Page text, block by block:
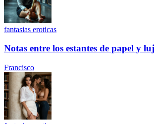
fantasias eroticas
Notas entre los estantes de papel y
Francisco